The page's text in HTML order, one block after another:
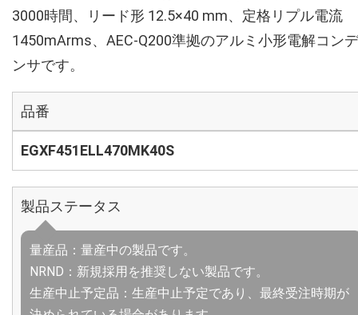
3000時間、リード形 12.5×40 mm、定格リプル電流
1450mArms、AEC-Q200準拠のアルミ小形電解コンデ
ンサです。
品番
EGXF451ELL470MK40S
製品ステータス
量産品：量産中の製品です。
NRND：新規採用を推奨しない製品です。
生産中止予定品：生産中止予定であり、最終受注時期が